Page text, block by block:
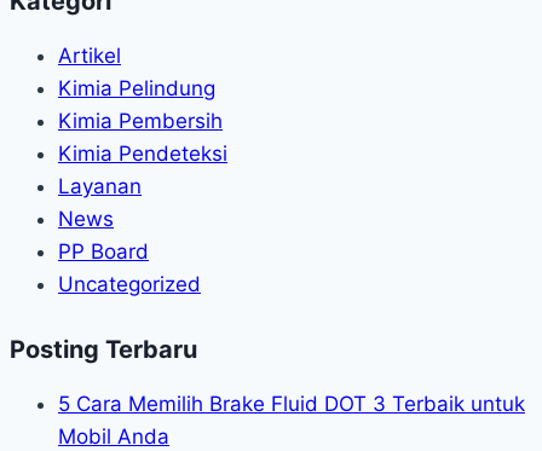
Artikel
Kimia Pelindung
Kimia Pembersih
Kimia Pendeteksi
Layanan
News
PP Board
Uncategorized
Posting Terbaru
5 Cara Memilih Brake Fluid DOT 3 Terbaik untuk
Mobil Anda